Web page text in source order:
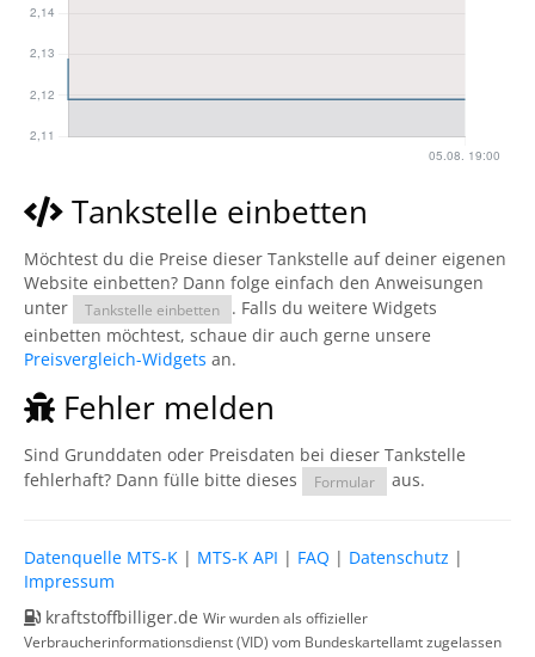
Tankstelle einbetten
Möchtest du die Preise dieser Tankstelle auf deiner eigenen
Website einbetten? Dann folge einfach den Anweisungen
unter
Tankstelle einbetten
. Falls du weitere Widgets
einbetten möchtest, schaue dir auch gerne unsere
Preisvergleich-Widgets an.
Fehler melden
Sind Grunddaten oder Preisdaten bei dieser Tankstelle
fehlerhaft? Dann fülle bitte dieses
Formular aus.
Datenquelle MTS-K | MTS-K API | FAQ | Datenschutz |
Impressum
kraftstoffbilliger.de Wir wurden als offizieller
Verbraucherinformationsdienst (VID) vom Bundeskartellamt zugelassen